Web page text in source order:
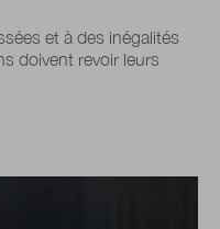
et à des inégalités
doivent revoir leurs